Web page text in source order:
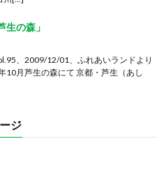
生の森」
、2009/12/01、ふれあいランドより
10月芦生の森にて 京都・芦生（あし
ジ